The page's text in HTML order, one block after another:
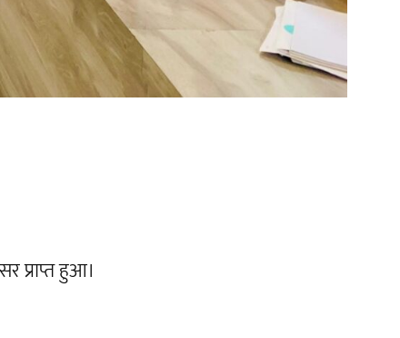
प्राप्त हुआ।